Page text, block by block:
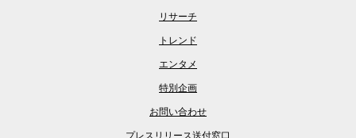
リサーチ
トレンド
エンタメ
特別企画
お問い合わせ